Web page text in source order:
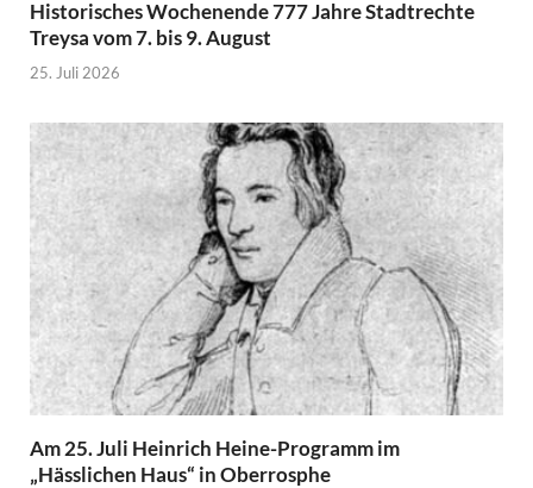
Historisches Wochenende 777 Jahre Stadtrechte
Treysa vom 7. bis 9. August
25. Juli 2026
Am 25. Juli Heinrich Heine-Programm im
„Hässlichen Haus“ in Oberrosphe